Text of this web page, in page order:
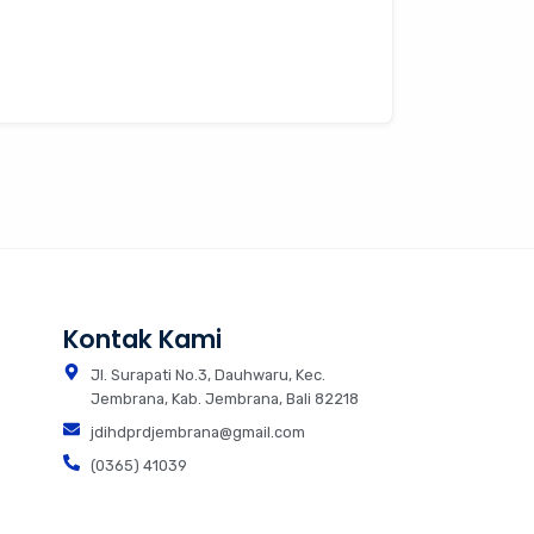
Kontak Kami
Jl. Surapati No.3, Dauhwaru, Kec.
Jembrana, Kab. Jembrana, Bali 82218
jdihdprdjembrana@gmail.com
(0365) 41039